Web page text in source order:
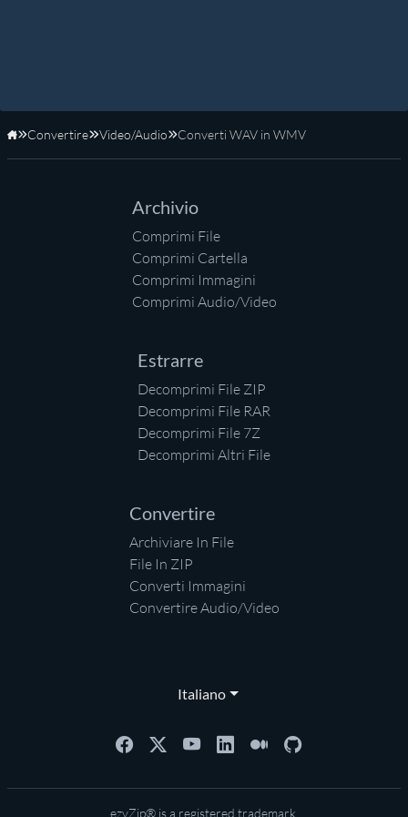
Home
Convertire Video/Audio Converti WAV in WMV
Archivio
Comprimi File
Comprimi Cartella
Comprimi Immagini
Comprimi Audio/Video
Estrarre
Decomprimi File ZIP
Decomprimi File RAR
Decomprimi File 7Z
Decomprimi Altri File
Convertire
Archiviare In File
File In ZIP
Converti Immagini
Convertire Audio/Video
Italiano
ezyZip® is a registered trademark.